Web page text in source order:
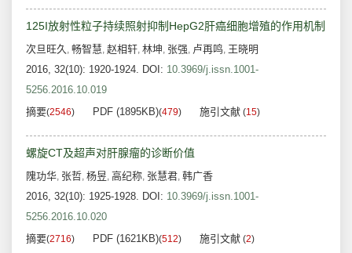
125I放射性粒子持续照射抑制HepG2肝癌细胞增殖的作用机制
次旦旺久 , 畅智慧, 赵相轩, 林坤, 张强, 卢再鸣, 王晓明
2016, 32(10): 1920-1924. DOI: 10.3969/j.issn.1001-
5256.2016.10.019
摘要(2546) PDF (1895KB)(479) 施引文献 (15)
螺旋CT及超声对肝腺瘤的诊断价值
隗功华, 张哲, 杨昱, 高纪称, 张慧君, 韩广香
2016, 32(10): 1925-1928. DOI: 10.3969/j.issn.1001-
5256.2016.10.020
摘要(2716) PDF (1621KB)(512) 施引文献 (2)